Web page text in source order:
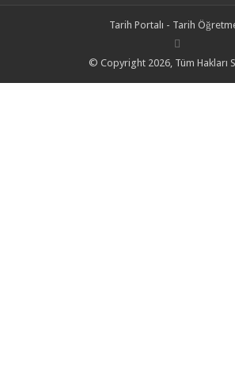
Tarih Portalı - Tarih
© Copyright 2026, Tüm Hakları